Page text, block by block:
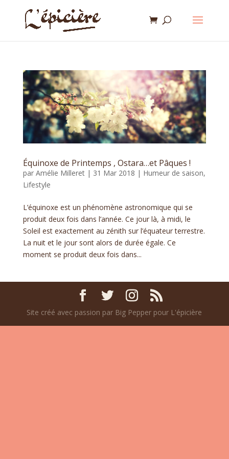
Équinoxe de Printemps , Ostara…et Pâques !
par Amélie Milleret| 31 Mar 2018 | Humeur de saison,
Lifestyle
L’équinoxe est un phénomène astronomique qui se
produit deux fois dans l’année. Ce jour là, à midi, le
Soleil est exactement au zénith sur l’équateur terrestre.
La nuit et le jour sont alors de durée égale. Ce
moment se produit deux fois dans...
Site créé avec passion par Big Pepper pour L'épicière